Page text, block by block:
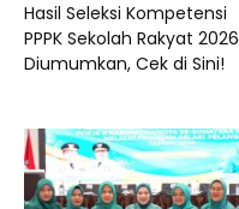
Hasil Seleksi Kompetensi
PPPK Sekolah Rakyat 2026
Diumumkan, Cek di Sini!